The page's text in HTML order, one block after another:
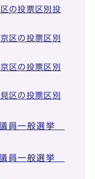
の投票区別投
区の投票区別
区の投票区別
区の投票区別
員一般選挙
員一般選挙